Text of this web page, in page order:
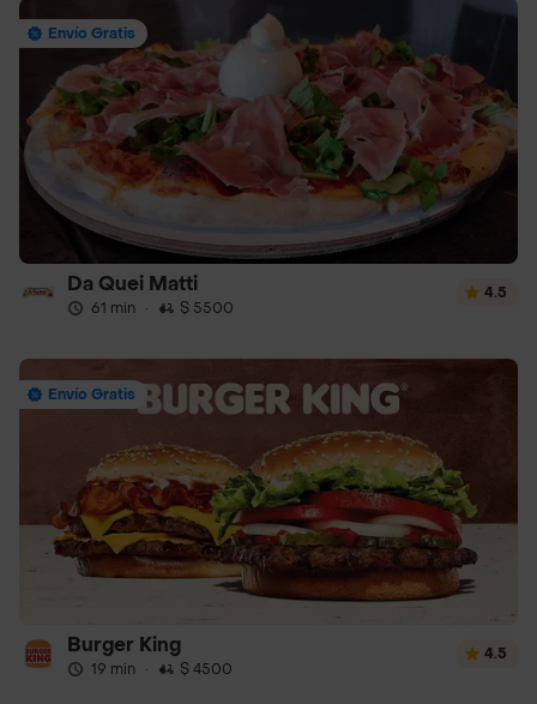
Envío Gratis
Da Quei Matti
61 min · $ 5500
4.5
Envío Gratis
Burger King
19 min · $ 4500
4.5